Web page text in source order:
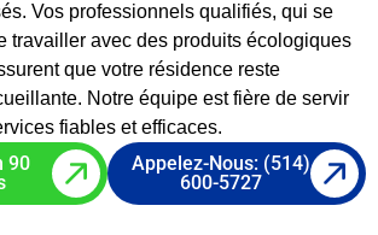
Vos professionnels qualifiés, qui se
travailler avec des produits écologiques
que votre résidence reste
Notre équipe est fière de servir
fiables et efficaces.
90
Appelez-Nous: (514)
600-5727